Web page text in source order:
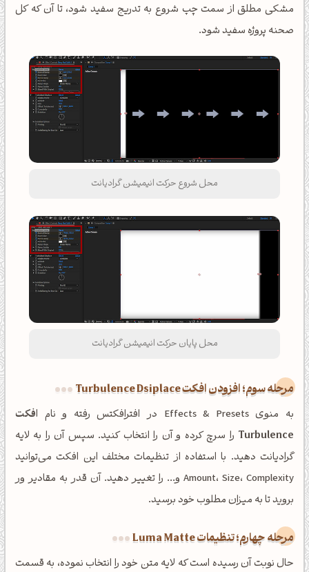
مشکی مطلق از سمت چپ شروع به تدریج سفید شود، تا آن که کل
صحنه پروژه سفید شود.
محل شروع حرکت انیمیشن گرادیانت
محل پایان حرکت انیمیشن گرادیانت
مرحله سوم؛ افزودن افکت Turbulence Dsiplace
به منوی Effects & Presets در افترافکتس رفته و نام
افکت
Turbulence را سرچ کرده و آن را انتخاب کنید. سپس آن را به لایه
گرادیانت دهید. با استفاده از تنظیمات مختلف این افکت می‌توانید
Amount، Size، Complexity و... را تغییر دهید. آن قدر به مقادیر ور
بروید تا به میزان مطلوب خود برسید.
مرحله چهارم؛ تنظیمات Luma Matte
حال نوبت آن رسیده است که لایه متن خود را انتخاب نموده، به قسمت